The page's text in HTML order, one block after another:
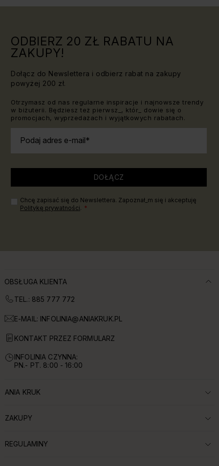
ODBIERZ 20 ZŁ RABATU NA
ZAKUPY!
Dołącz do Newslettera i odbierz rabat na zakupy
powyżej 200 zł.
Otrzymasz od nas regularne inspiracje i najnowsze trendy
w biżuterii. Będziesz też pierwsz_, któr_ dowie się o
promocjach, wyprzedażach i wyjątkowych rabatach.
Podaj adres e-mail
DOŁĄCZ
Chcę zapisać się do Newslettera. Zapoznał_m się i akceptuję
Politykę prywatności.
OBSŁUGA KLIENTA
TEL.: 885 777 772
E-MAIL: INFOLINIA@ANIAKRUK.PL
KONTAKT PRZEZ FORMULARZ
INFOLINIA CZYNNA:
PN.- PT. 8:00 - 16:00
ROZWIŃ SEKCJĘ:
ANIA KRUK
ROZWIŃ SEKCJĘ:
ZAKUPY
ROZWIŃ SEKCJĘ:
REGULAMINY